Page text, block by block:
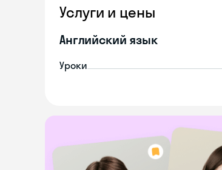
Услуги и цены
Английский язык
Уроки